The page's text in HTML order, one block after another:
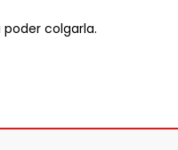
colgarla.